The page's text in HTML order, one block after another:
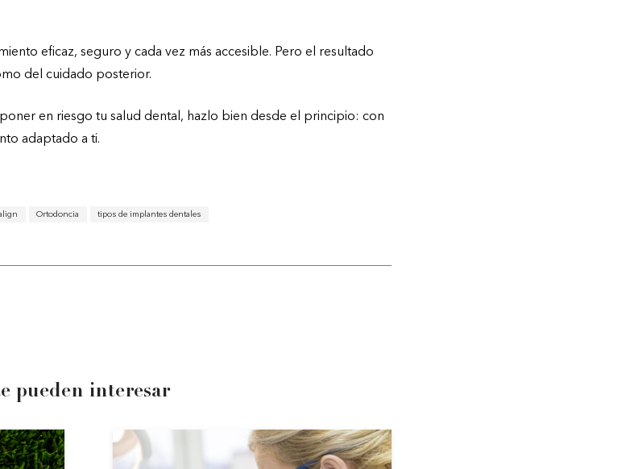
eficaz, seguro y cada vez más accesible. Pero el resultado
del cuidado posterior.
en riesgo tu salud dental, hazlo bien desde el principio: con
adaptado a ti.
Ortodoncia tipos de implantes dentales
pueden interesar